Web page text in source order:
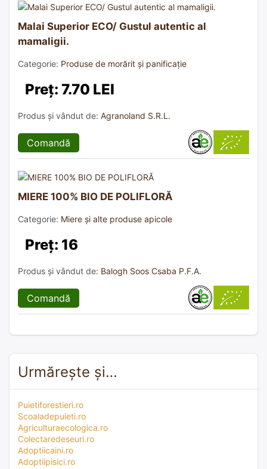
Malai Superior ECO/ Gustul autentic al
mamaligii.
Categorie: Produse de morărit și panificație
Preț: 7.70 LEI
Produs și vândut de: Agranoland S.R.L.
Comandă
MIERE 100% BIO DE POLIFLORĂ
Categorie: Miere și alte produse apicole
Preț: 16
Produs și vândut de: Balogh Soos Csaba P.F.A.
Comandă
Urmărește și…
Puietiforestieri.ro
Scoaladepuieti.ro
Agriculturaecologica.ro
Colectaredeseuri.ro
Adoptiicaini.ro
Adoptiipisici.ro